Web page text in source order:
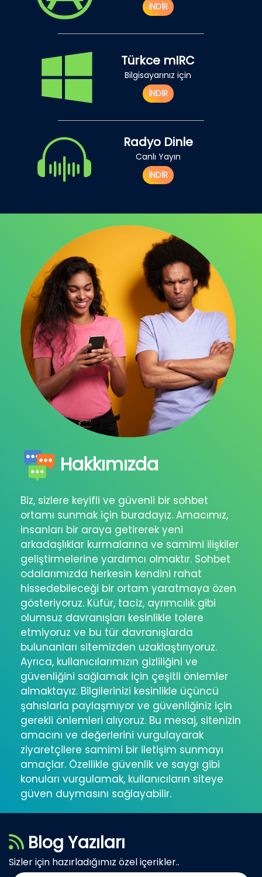
İNDİR
Türkce mIRC
Bilgisayarınız için
İNDİR
Radyo Dinle
Canlı Yayın
İNDİR
Hakkımızda
Biz, sizlere keyifli ve güvenli bir sohbet
ortamı sunmak için buradayız. Amacımız,
insanları bir araya getirerek yeni
arkadaşlıklar kurmalarına ve samimi ilişkiler
geliştirmelerine yardımcı olmaktır. Sohbet
odalarımızda herkesin kendini rahat
hissedebileceği bir ortam yaratmaya özen
gösteriyoruz. Küfür, taciz, ayrımcılık gibi
olumsuz davranışları kesinlikle tolere
etmiyoruz ve bu tür davranışlarda
bulunanları sitemizden uzaklaştırıyoruz.
Ayrıca, kullanıcılarımızın gizliliğini ve
güvenliğini sağlamak için çeşitli önlemler
almaktayız. Bilgilerinizi kesinlikle üçüncü
şahıslarla paylaşmıyor ve güvenliğiniz için
gerekli önlemleri alıyoruz. Bu mesaj, sitenizin
amacını ve değerlerini vurgulayarak
ziyaretçilere samimi bir iletişim sunmayı
amaçlar. Özellikle güvenlik ve saygı gibi
konuları vurgulamak, kullanıcıların siteye
güven duymasını sağlayabilir.
Blog Yazıları
Sizler için hazırladığımız özel içerikler..